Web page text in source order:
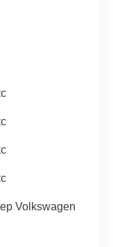
Volkswagen